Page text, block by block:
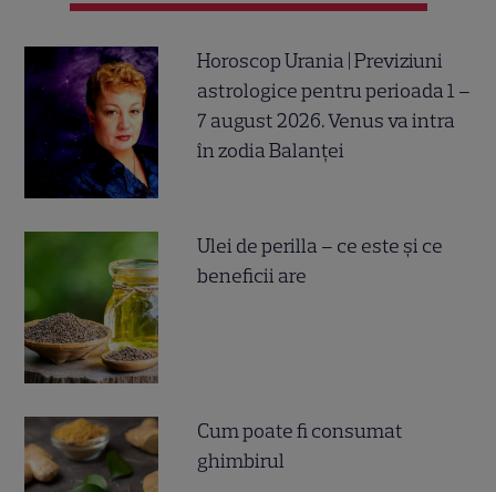
Horoscop Urania | Previziuni
astrologice pentru perioada 1 –
7 august 2026. Venus va intra
în zodia Balanței
Ulei de perilla – ce este și ce
beneficii are
Cum poate fi consumat
ghimbirul